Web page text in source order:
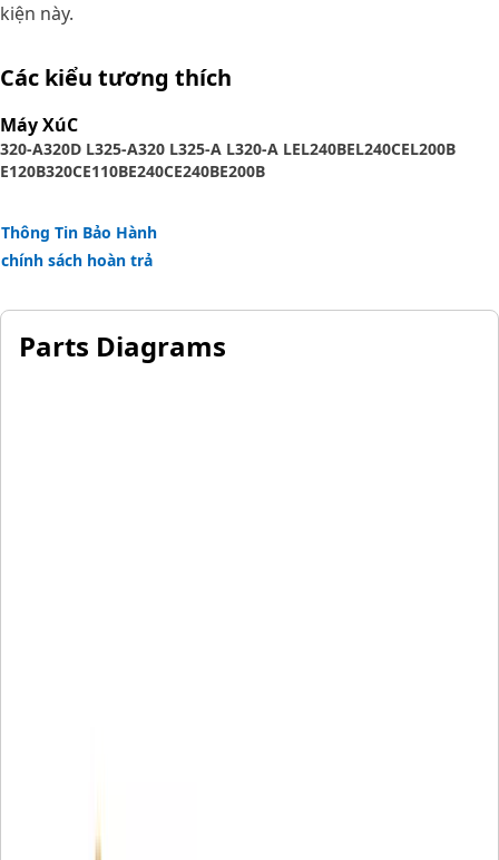
kiện này.
Các kiểu tương thích
Máy XúC
320-A320D L325-A320 L325-A L320-A LEL240BEL240CEL200B
E120B320CE110BE240CE240BE200B
Thông Tin Bảo Hành
chính sách hoàn trả
Parts Diagrams